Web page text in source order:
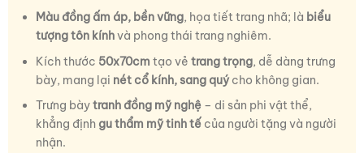
Màu đồng ấm áp, bền vững, họa tiết trang nhã; là biểu
tượng tôn kínhvà phong thái trang nghiêm.
Kích thước 50x70cm tạo vẻ trang trọng, dễ dàng trưng
bày, mang lại nét cổ kính, sang quýcho không gian.
Trưng bàytranh đồng mỹ nghệ– di sản phi vật thể,
khẳng định gu thẩm mỹ tinh tếcủa người tặng và người
nhận.